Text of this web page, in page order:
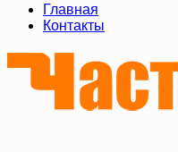
Главная
Контакты